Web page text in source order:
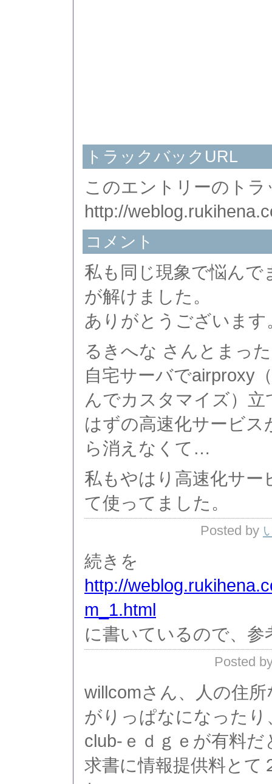
トラックバックURL
このエントリーのト
http://
コメント
私も同じ現象で悩ん
が解けました。
ありがとうございます
るきへな さんとまっ
自宅サーバでairproxy
んでカスタマイズ）
はずの高速化サービ
ら消えなくて…
私もやはり高速化サー
て使ってました。
Posted by
続きを
http://
m_1.html
に書いているので、参
Posted
willcomさん、人の住
がりっぱなになった
club-ｅｄｇｅが有料
求書に情報提供料とて